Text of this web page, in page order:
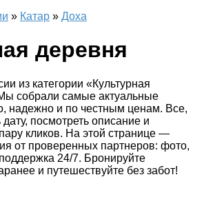
» Катар » Доха
деревня
из категории «Культурная
собрали самые актуальные
надежно и по честным ценам. Все,
посмотреть описание и
кликов. На этой странице —
от проверенных партнеров: фото,
24/7. Бронируйте
и путешествуйте без забот!